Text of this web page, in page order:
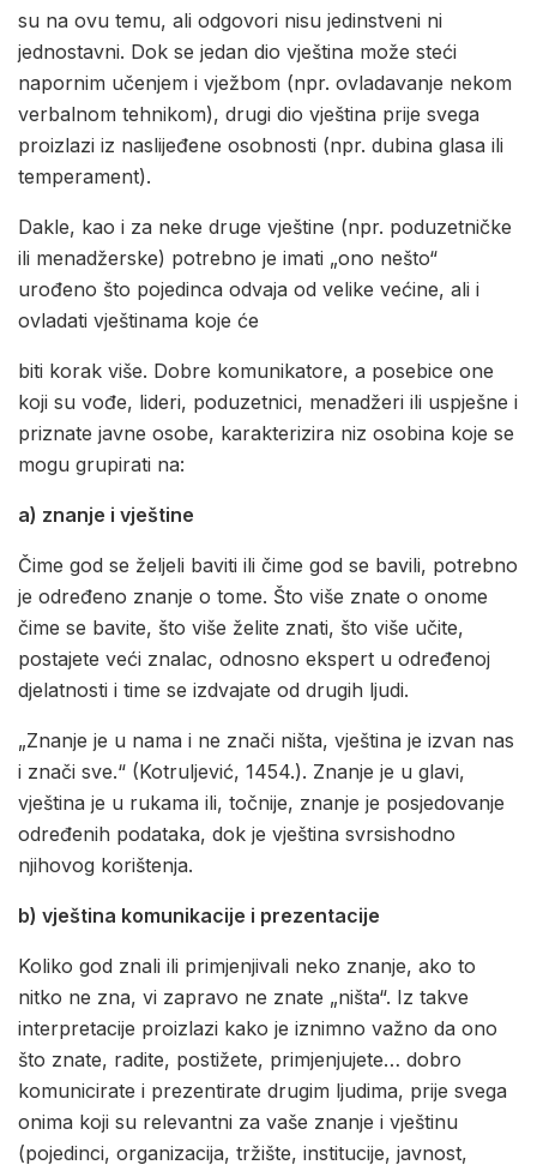
su na ovu temu, ali odgovori nisu jedinstveni ni
jednostavni. Dok se jedan dio vještina može steći
napornim učenjem i vježbom (npr. ovladavanje nekom
verbalnom tehnikom), drugi dio vještina prije svega
proizlazi iz naslijeđene osobnosti (npr. dubina glasa ili
temperament).
Dakle, kao i za neke druge vještine (npr. poduzetničke
ili menadžerske) potrebno je imati „ono nešto“
urođeno što pojedinca odvaja od velike većine, ali i
ovladati vještinama koje će
biti korak više. Dobre komunikatore, a posebice one
koji su vođe, lideri, poduzetnici, menadžeri ili uspješne i
priznate javne osobe, karakterizira niz osobina koje se
mogu grupirati na:
a) znanje i vještine
Čime god se željeli baviti ili čime god se bavili, potrebno
je određeno znanje o tome. Što više znate o onome
čime se bavite, što više želite znati, što više učite,
postajete veći znalac, odnosno ekspert u određenoj
djelatnosti i time se izdvajate od drugih ljudi.
„Znanje je u nama i ne znači ništa, vještina je izvan nas
i znači sve.“ (Kotruljević, 1454.). Znanje je u glavi,
vještina je u rukama ili, točnije, znanje je posjedovanje
određenih podataka, dok je vještina svrsishodno
njihovog korištenja.
b) vještina komunikacije i prezentacije
Koliko god znali ili primjenjivali neko znanje, ako to
nitko ne zna, vi zapravo ne znate „ništa“. Iz takve
interpretacije proizlazi kako je iznimno važno da ono
što znate, radite, postižete, primjenjujete… dobro
komunicirate i prezentirate drugim ljudima, prije svega
onima koji su relevantni za vaše znanje i vještinu
(pojedinci, organizacija, tržište, institucije, javnost,